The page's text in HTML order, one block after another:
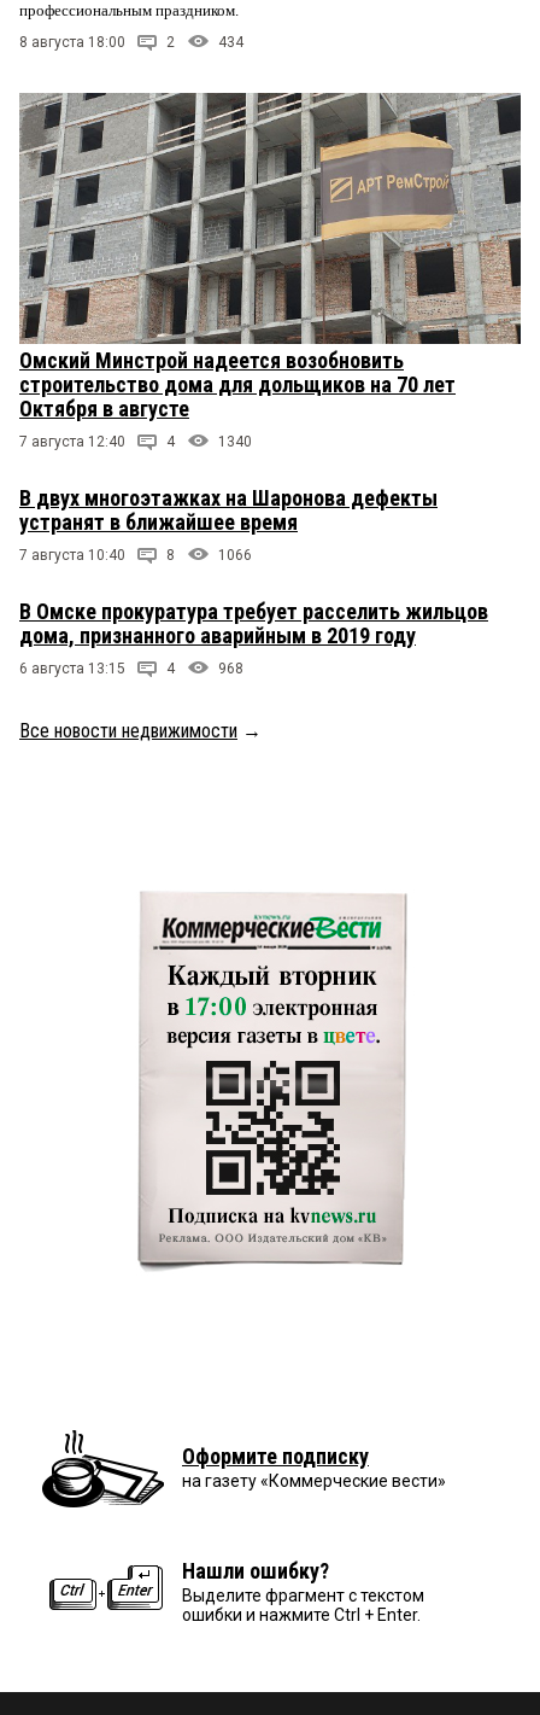
профессиональным праздником.
8 августа 18:00 2 434
Омский Минстрой надеется возобновить
строительство дома для дольщиков на 70 лет
Октября в августе
7 августа 12:40 4 1340
В двух многоэтажках на Шаронова дефекты
устранят в ближайшее время
7 августа 10:40 8 1066
В Омске прокуратура требует расселить жильцов
дома, признанного аварийным в 2019 году
6 августа 13:15 4 968
Все новости недвижимости →
Оформите подписку
на газету «Коммерческие вести»
Нашли ошибку?
Выделите фрагмент с текстом
ошибки и нажмите Ctrl + Enter.